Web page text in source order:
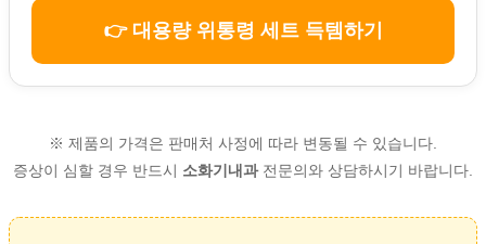
👉 대용량 위통령 세트 득템하기
※ 제품의 가격은 판매처 사정에 따라 변동될 수 있습니다.
증상이 심할 경우 반드시 소화기내과전문의와 상담하시기 바랍니다.